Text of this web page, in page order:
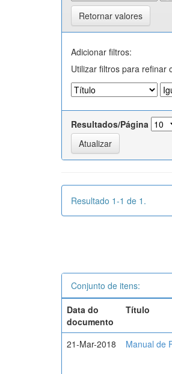
Retornar valores
Adicionar filtros:
Utilizar filtros para refinar
Resultados/Página
Resultado 1-1 de 1.
Conjunto de itens:
Data do
documento
Título
21-Mar-2018 Manual de